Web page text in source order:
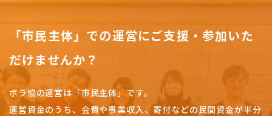
「市民主体」での運営にご支援・参加いた
だけませんか？
ボラ協の運営は「市民主体」です。
運営資金のうち、会費や事業収入、寄付などの民間資金が半分